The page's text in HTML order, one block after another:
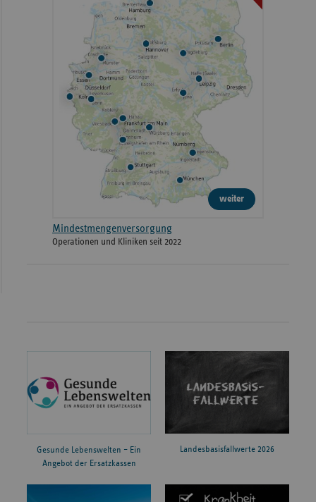
weiter
Mindestmengenversorgung
Operationen und Kliniken seit 2022
Gesunde Lebenswelten – Ein
Angebot der Ersatzkassen
Landesbasisfallwerte 2026